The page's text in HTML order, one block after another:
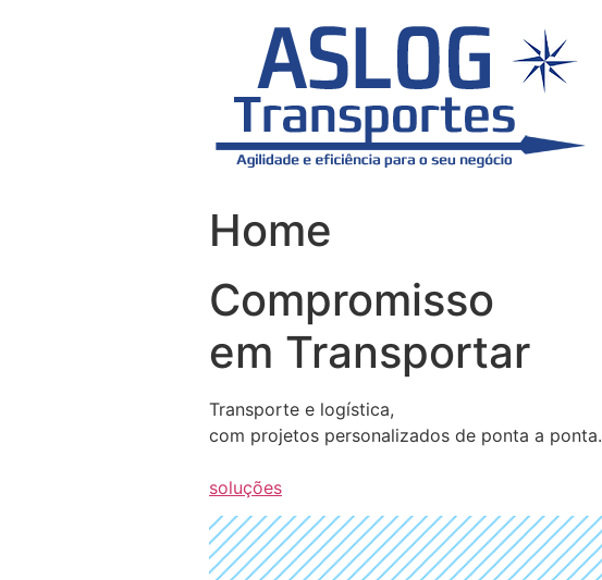
Home
Compromisso
em Transportar
Transporte e logística,
com projetos personalizados de ponta a ponta.
soluções